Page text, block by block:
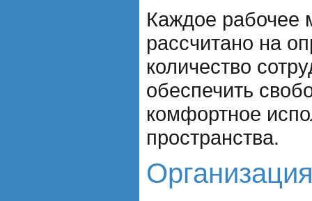
Каждое рабочее
рассчитано на
количество
обеспечить
комфортное
пространства.